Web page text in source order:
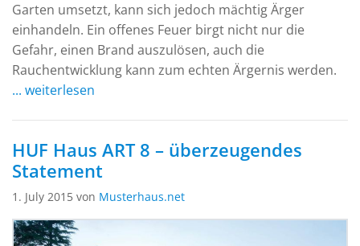
Garten umsetzt, kann sich jedoch mächtig Ärger
einhandeln. Ein offenes Feuer birgt nicht nur die
Gefahr, einen Brand auszulösen, auch die
Rauchentwicklung kann zum echten Ärgernis werden.
... weiterlesen
HUF Haus ART 8 – überzeugendes
Statement
1. July 2015 von Musterhaus.net